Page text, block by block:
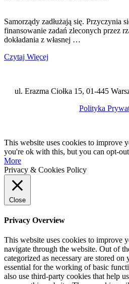
Samorządy zadłużają się. Przyczynia
finansowanie zadań zleconych przez
dokładania z własnej …
Czytaj Więcej
ul. Erazma Ciołka 15, 01-445
Polityka
This website uses cookies to improve
you're ok with this, but you can opt-
More
Privacy & Cookies Policy
Close
Privacy Overview
This website uses cookies to improve
navigate through the website. Out of
categorized as necessary are stored
essential for the working of basic
also use third-party cookies that help